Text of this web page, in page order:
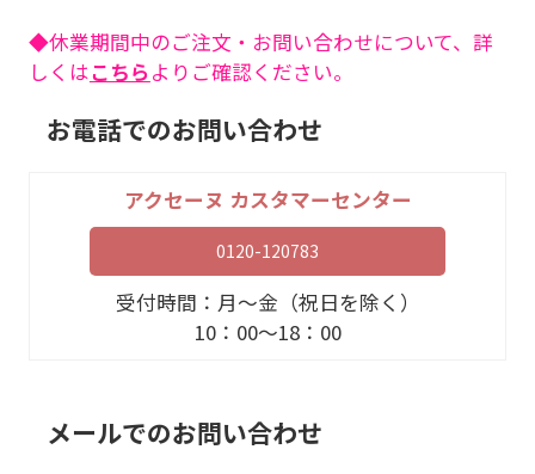
◆休業期間中のご注文・お問い合わせについて、詳
しくはこちら よりご確認ください。
お電話でのお問い合わせ
アクセーヌ カスタマーセンター
0120-120783
受付時間：月～金（祝日を除く）
10：00～18：00
メールでのお問い合わせ